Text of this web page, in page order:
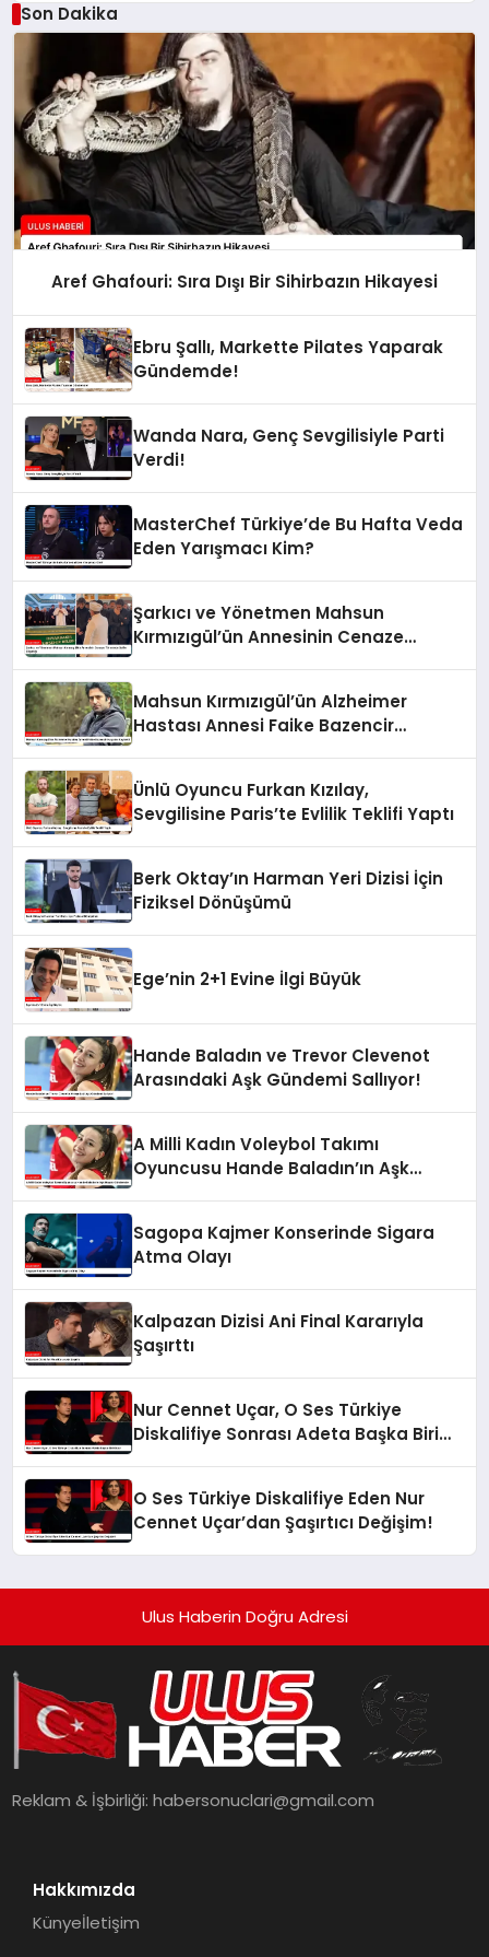
Son Dakika
Aref Ghafouri: Sıra Dışı Bir Sihirbazın Hikayesi
Ebru Şallı, Markette Pilates Yaparak
Gündemde!
Wanda Nara, Genç Sevgilisiyle Parti
Verdi!
MasterChef Türkiye’de Bu Hafta Veda
Eden Yarışmacı Kim?
Şarkıcı ve Yönetmen Mahsun
Kırmızıgül’ün Annesinin Cenaze
Mahsun Kırmızıgül’ün Alzheimer
Hastası Annesi Faike Bazencir
Ünlü Oyuncu Furkan Kızılay,
Sevgilisine Paris’te Evlilik Teklifi Yaptı
Berk Oktay’ın Harman Yeri Dizisi İçin
Fiziksel Dönüşümü
Ege’nin 2+1 Evine İlgi Büyük
Hande Baladın ve Trevor Clevenot
Arasındaki Aşk Gündemi Sallıyor!
A Milli Kadın Voleybol Takımı
Oyuncusu Hande Baladın’ın Aşk
Sagopa Kajmer Konserinde Sigara
Atma Olayı
Kalpazan Dizisi Ani Final Kararıyla
Şaşırttı
Nur Cennet Uçar, O Ses Türkiye
Diskalifiye Sonrası Adeta Başka Biri
O Ses Türkiye Diskalifiye Eden Nur
Cennet Uçar’dan Şaşırtıcı Değişim!
Ulus Haberin Doğru Adresi
Reklam & İşbirliği:habersonuclari@gmail.com
Hakkımızda
Künyeİletişim